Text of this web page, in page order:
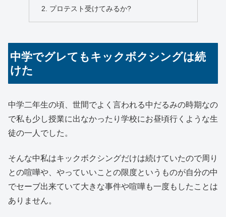
プロテスト受けてみるか?
中学でグレてもキックボクシングは続
けた
中学二年生の頃、世間でよく言われる中だるみの時期なの
で私も少し授業に出なかったり学校にお昼頃行くような生
徒の一人でした。
そんな中私はキックボクシングだけは続けていたので周り
との喧嘩や、やっていいことの限度というものが自分の中
でセーブ出来ていて大きな事件や喧嘩も一度もしたことは
ありません。